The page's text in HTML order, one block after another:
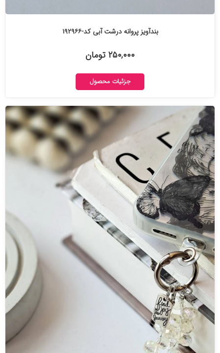
بندآویز پروانه درشت آبی کد-۱۹۲۹۶۶
۲۵۰,۰۰۰ تومان
جزئیات محصول